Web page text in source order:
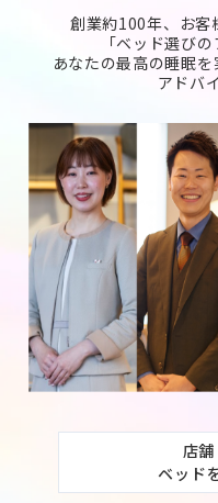
創業約100年、お客
「ベッド選び
あなたの最高の睡眠
アドバ
店
ベッド